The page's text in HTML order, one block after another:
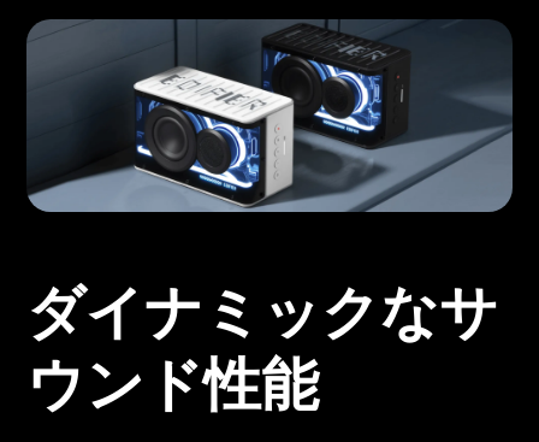
ダイナミックなサ
ウンド性能